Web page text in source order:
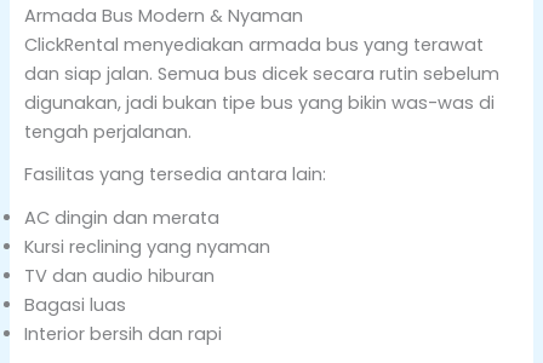
Armada Bus Modern & Nyaman
ClickRental menyediakan armada bus yang terawat
dan siap jalan. Semua bus dicek secara rutin sebelum
digunakan, jadi bukan tipe bus yang bikin was-was di
tengah perjalanan.
Fasilitas yang tersedia antara lain:
AC dingin dan merata
Kursi reclining yang nyaman
TV dan audio hiburan
Bagasi luas
Interior bersih dan rapi